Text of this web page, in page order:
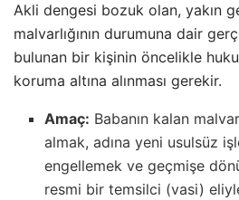
Akli dengesi bozuk olan, yakın
malvarlığının durumuna dair
bulunan bir kişinin öncelikle
koruma altına alınması gerekir.
Amaç: Babanın kalan
almak, adına yeni usulsüz
engellemek ve geçmişe
resmi bir temsilci (vasi)